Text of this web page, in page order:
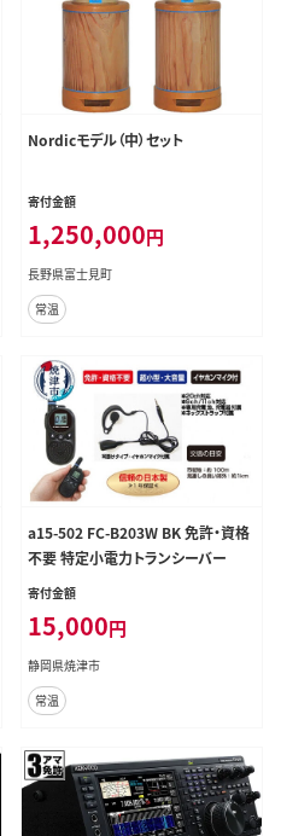
Nordicモデル（中）セット
寄付金額
1,250,000円
長野県富士見町
常温
a15-502 FC-B203W BK 免許・資格
不要 特定小電力トランシーバー
寄付金額
15,000円
静岡県焼津市
常温